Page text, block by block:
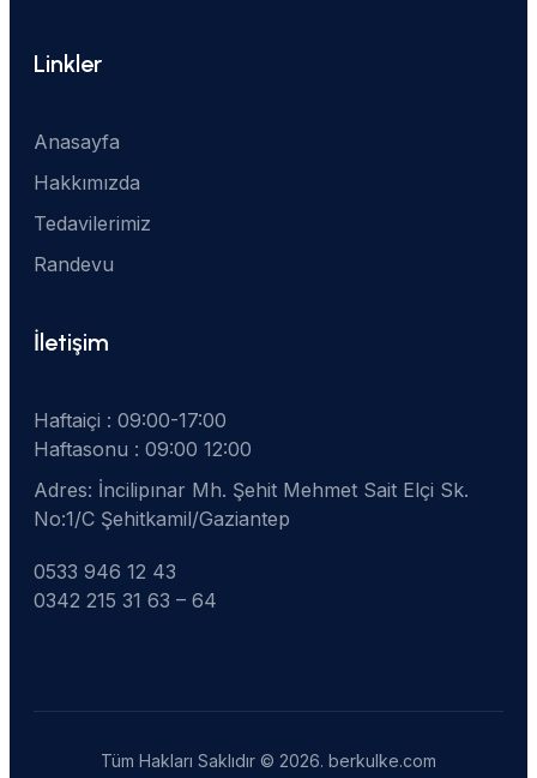
Linkler
Anasayfa
Hakkımızda
Tedavilerimiz
Randevu
İletişim
Haftaiçi : 09:00-17:00
Haftasonu : 09:00 12:00
Adres: İncilipınar Mh. Şehit Mehmet Sait Elçi Sk.
No:1/C Şehitkamil/Gaziantep
0533 946 12 43
0342 215 31 63 – 64
Tüm Hakları Saklıdır © 2026. berkulke.com